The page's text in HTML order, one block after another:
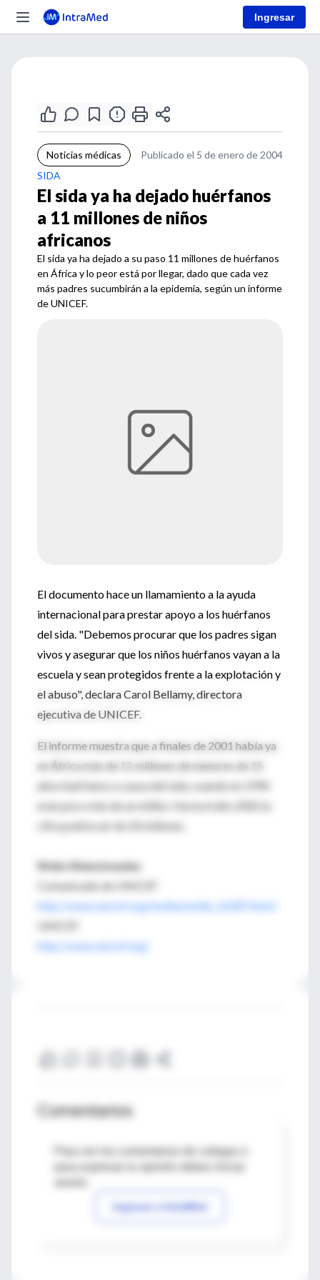
Ingresar
Noticias médicas
Publicado el 5 de enero de 2004
SIDA
El sida ya ha dejado huérfanos
a 11 millones de niños
africanos
El sida ya ha dejado a su paso 11 millones de huérfanos
en África y lo peor está por llegar, dado que cada vez
más padres sucumbirán a la epidemia, según un informe
de UNICEF.
El documento hace un llamamiento a la ayuda
internacional para prestar apoyo a los huérfanos
del sida. "Debemos procurar que los padres sigan
vivos y asegurar que los niños huérfanos vayan a la
escuela y sean protegidos frente a la explotación y
el abuso", declara Carol Bellamy, directora
ejecutiva de UNICEF.
El informe muestra que a finales de 2001 había ya
en África más de 11 millones de menores de 15
años huérfanos a causa del sida, cuando en 1990
eran poco más de un millón. Hacia el año 2002 la
cifra podría ser de 20 millones.
Webs Relacionadas
Comunicado de UNICEF
http://www.unicef.org/media/media_16287.html/
UNICEF
http://www.unicef.org/
Comentarios
Para ver los comentarios de colegas o
Ingresar a IntraMed